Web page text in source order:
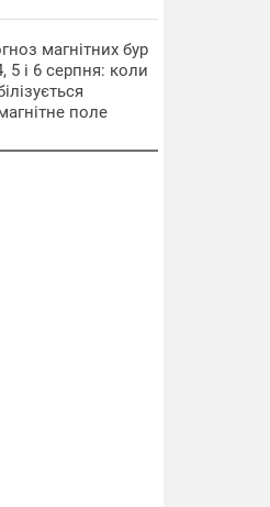
магнітних бур
5 і 6 серпня: коли
поле